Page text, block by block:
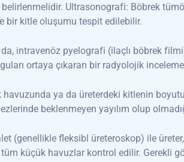
belirlenmelidir. Ultrasonografi: Böbrek
bir kitle oluşumu tespit edilebilir.
intravenöz pyelografi (ilaçlı böbrek
ortaya çıkaran bir radyolojik
havuzunda ya da üreterdeki kitlenin boyutu
beklenmeyen yayılım olup
(genellikle fleksibl üreteroskop) ile
küçük havuzlar kontrol edilir. Gerekli